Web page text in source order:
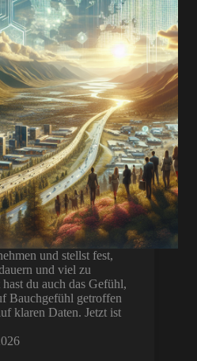
und stellst fest,
und viel zu
du auch das Gefühl,
Bauchgefühl getroffen
klaren Daten. Jetzt ist